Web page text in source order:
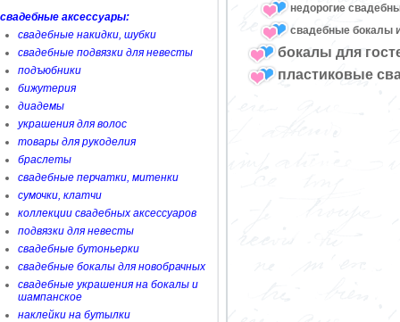
свадебные аксессуары:
свадебные накидки, шубки
свадебные подвязки для невесты
подъюбники
бижутерия
диадемы
украшения для волос
товары для рукоделия
браслеты
свадебные перчатки, митенки
сумочки, клатчи
коллекции свадебных аксессуаров
подвязки для невесты
свадебные бутоньерки
свадебные бокалы для новобрачных
свадебные украшения на бокалы и
шампанское
наклейки на бутылки
недорогие
свадебные бокалы
бокалы для
пластиковые